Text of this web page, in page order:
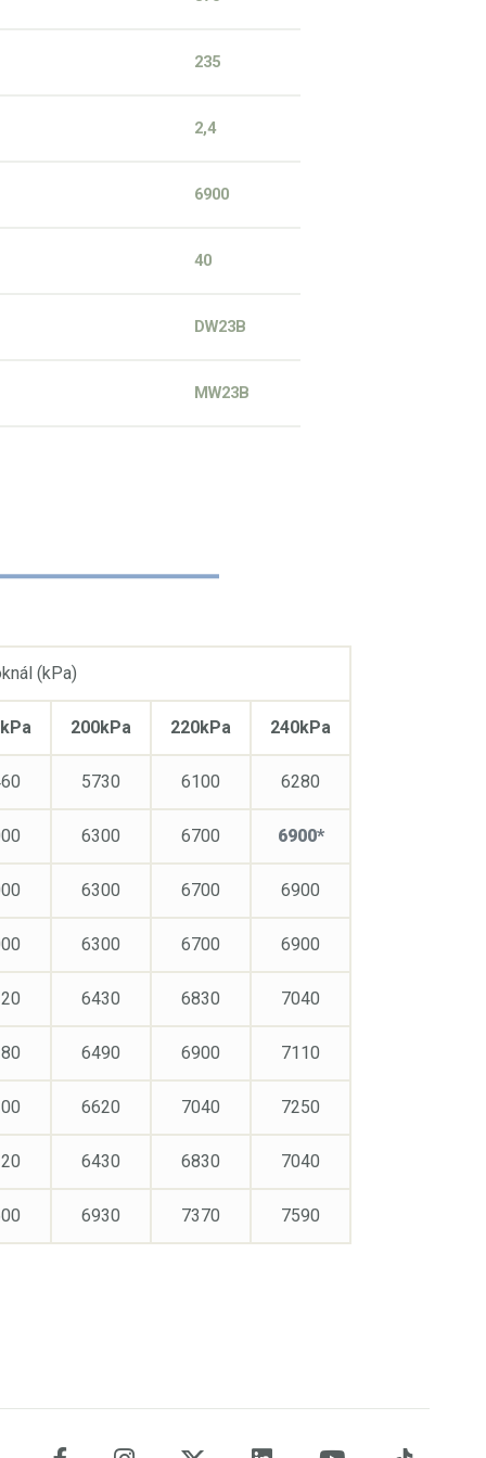
235
2,4
6900
40
DW23B
MW23B
(kPa)
200kPa
5730
6300
6300
6300
6430
6490
6620
6430
6930
220kPa
6100
6700
6700
6700
6830
6900
7040
6830
7370
240kPa
6280
6900*
6900
6900
7040
7110
7250
7040
7590